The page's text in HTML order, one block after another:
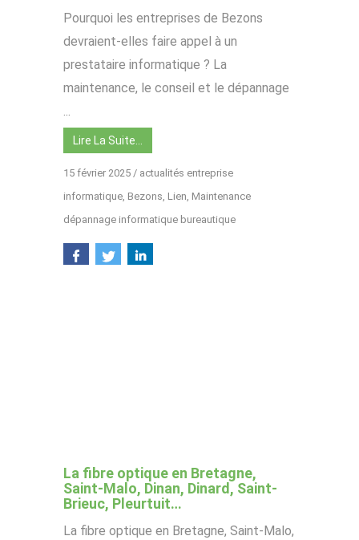
Pourquoi les entreprises de Bezons
devraient-elles faire appel à un
prestataire informatique ? La
maintenance, le conseil et le dépannage
Lire La Suite…
15 février 2025 / actualités entreprise
informatique Bezons Lien Maintenance
dépannage informatique bureautique
La fibre optique en Bretagne,
Saint-Malo, Dinan, Dinard, Saint-
Brieuc, Pleurtuit…
La fibre optique en Bretagne, Saint-Malo,